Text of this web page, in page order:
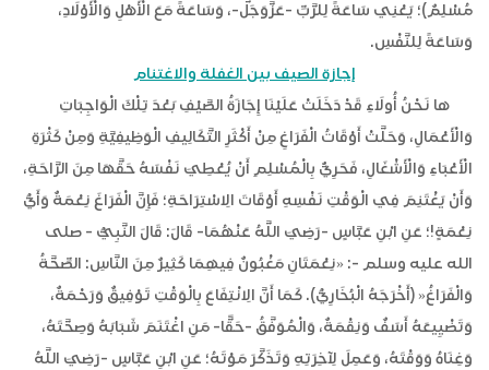
مُسْلِمٌ)؛ يَعْنِي سَاعَةً لِلرَّبِّ -عَزَّوَجَلَّ-، وَسَاعَةً مَعَ الْأَهْلِ وَالْأَوْلَادِ،
وَسَاعَةً لِلنَّفْسِ.
إجازة الصيف بين الغفلة والاغتنام
ها نَحْنُ أُولَاءِ قَدْ دَخَلَتْ عَلَيْنَا إِجَازَةُ الصَّيْفِ بَعْدَ تِلْكَ الْوَاجِبَاتِ
وَالْأَعْمَالِ، وَحَلَّتْ أَوْقَاتُ الْفَرَاغِ مِنْ أَكْثَرِ التَّكَالِيفِ الْوَظِيفِيَّةِ وَمِنْ كَثْرَةِ
الْأَعْبَاءِ وَالْأَشْغَالِ، فَحَرِيٌّ بِالْمُسْلِمِ أَنْ يُعْطِيَ نَفْسَهُ حَقَّهَا مِنَ الرَّاحَةِ،
وَأَنْ يَغْتَنِمَ فِي الْوَقْتِ نَفْسِهِ أَوْقَاتَ الِاسْتِرَاحَةِ؛ فَإِنَّ الْفَرَاغَ نِعْمَةٌ وَأَيُّ
نِعْمَةٍ!؛ عَنِ ابْنِ عَبَّاسٍ -رَضِيَ اللَّهُ عَنْهُمَا- قَالَ: قَالَ النَّبِيُّ - صلى
الله عليه وسلم -: «نِعْمَتَانِ مَغْبُونٌ فِيهِمَا كَثِيرٌ مِنَ النَّاسِ: الصِّحَّةُ
وَالْفَرَاغُ« (أَخْرَجَهُ الْبُخَارِيُّ). كَمَا أَنَّ الِانْتِفَاعَ بِالْوَقْتِ تَوْفِيقٌ وَرَحْمَةٌ،
وَتَضْيِيعَهُ أَسَفٌ وَنِقْمَةٌ، وَالْمُوَفَّقُ -حَقًّا- مَنِ اغْتَنَمَ شَبَابَهُ وَصِحَّتَهُ،
وَغِنَاهُ وَوَقْتَهُ، وَعَمِلَ لِآخِرَتِهِ وَتَذَكَّرَ مَوْتَهُ؛ عَنِ ابْنِ عَبَّاسٍ -رَضِيَ اللَّهُ